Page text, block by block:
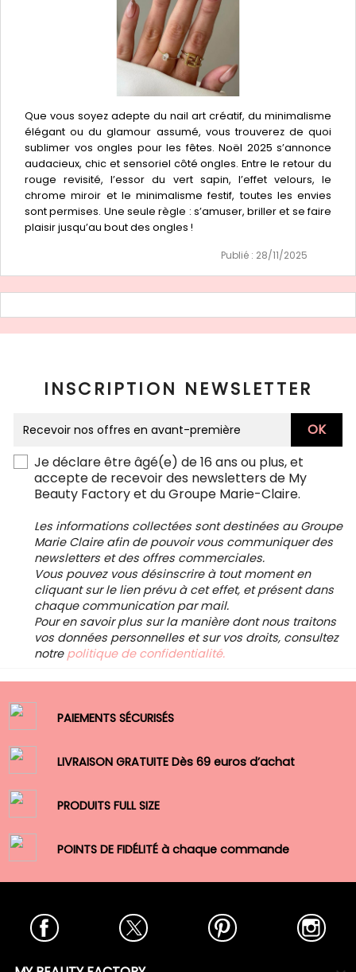
Que vous soyez adepte du nail art créatif, du minimalisme
élégant ou du glamour assumé, vous trouverez de quoi
sublimer vos ongles pour les fêtes. Noël 2025 s’annonce
audacieux, chic et sensoriel côté ongles. Entre le retour du
rouge revisité, l’essor du vert sapin, l’effet velours, le
chrome miroir et le minimalisme festif, toutes les envies
sont permises. Une seule règle : s’amuser, briller et se faire
plaisir jusqu’au bout des ongles !
Publié : 28/11/2025
INSCRIPTION NEWSLETTER
Je déclare être âgé(e) de 16 ans ou plus, et
accepte de recevoir des newsletters de My
Beauty Factory et du Groupe Marie-Claire.
Les informations collectées sont destinées au Groupe
Marie Claire afin de pouvoir vous communiquer des
newsletters et des offres commerciales.
Vous pouvez vous désinscrire à tout moment en
cliquant sur le lien prévu à cet effet, et présent dans
chaque communication par mail.
Pour en savoir plus sur la manière dont nous traitons
vos données personnelles et sur vos droits, consultez
notre politique de confidentialité.
PAIEMENTS SÉCURISÉS
LIVRAISON GRATUITE Dès 69 euros d’achat
PRODUITS FULL SIZE
POINTS DE FIDÉLITÉ à chaque commande
Facebook Twitter Pinterest